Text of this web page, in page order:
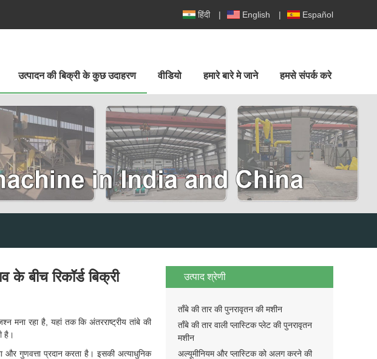
हिंदी | English | Español
उत्पादन की बिक्री के कुछ उदाहरण वीडियो हमारे बारे मे जाने हमसे संपर्क करे
बीच रिकॉर्ड बिक्री
मना रहा है, यहां तक कि अंतरराष्ट्रीय तांबे की
है।
और गुणवत्ता प्रदान करता है। इसकी अत्याधुनिक
उत्पाद श्रेणी
ताँबे की तार की पुनरावृतन की मशीन
ताँबे की तार वाली प्लास्टिक प्लेट की पुनरावृतन
मशीन
अल्यूमीनियम और प्लास्टिक को अलग करने की